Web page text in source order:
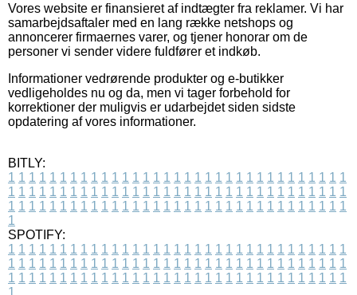
Vores website er finansieret af indtægter fra reklamer. Vi har
samarbejdsaftaler med en lang række netshops og
annoncerer firmaernes varer, og tjener honorar om de
personer vi sender videre fuldfører et indkøb.
Informationer vedrørende produkter og e-butikker
vedligeholdes nu og da, men vi tager forbehold for
korrektioner der muligvis er udarbejdet siden sidste
opdatering af vores informationer.
BITLY:
1 1 1 1 1 1 1 1 1 1 1 1 1 1 1 1 1 1 1 1 1 1 1 1 1 1 1 1 1 1 1 1 1
1 1 1 1 1 1 1 1 1 1 1 1 1 1 1 1 1 1 1 1 1 1 1 1 1 1 1 1 1 1 1 1 1
1 1 1 1 1 1 1 1 1 1 1 1 1 1 1 1 1 1 1 1 1 1 1 1 1 1 1 1 1 1 1 1 1
1
SPOTIFY:
1 1 1 1 1 1 1 1 1 1 1 1 1 1 1 1 1 1 1 1 1 1 1 1 1 1 1 1 1 1 1 1 1
1 1 1 1 1 1 1 1 1 1 1 1 1 1 1 1 1 1 1 1 1 1 1 1 1 1 1 1 1 1 1 1 1
1 1 1 1 1 1 1 1 1 1 1 1 1 1 1 1 1 1 1 1 1 1 1 1 1 1 1 1 1 1 1 1 1
1